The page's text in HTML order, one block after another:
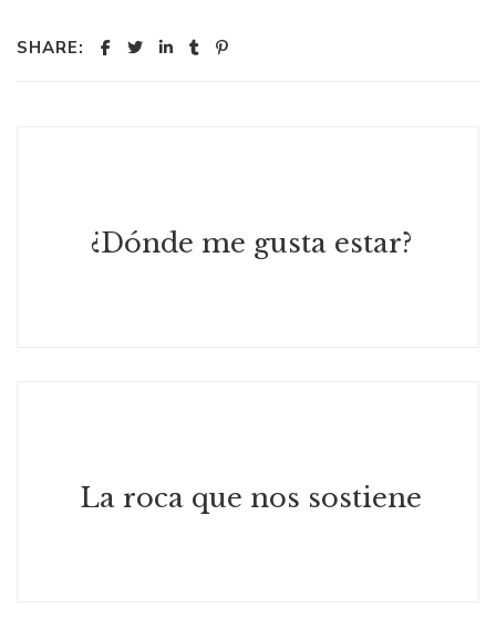
SHARE:
¿Dónde me gusta estar?
La roca que nos sostiene